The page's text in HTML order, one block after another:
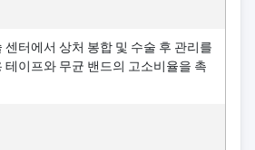
센터에서 상처 봉합 및 수술 후 관리를
테이프와 무균 밴드의 고소비율을 촉